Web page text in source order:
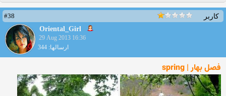
کاربر
#38
Oriental_Girl
29 Aug 2013 16:36
ارسالها: 344
فصل بهار | spring